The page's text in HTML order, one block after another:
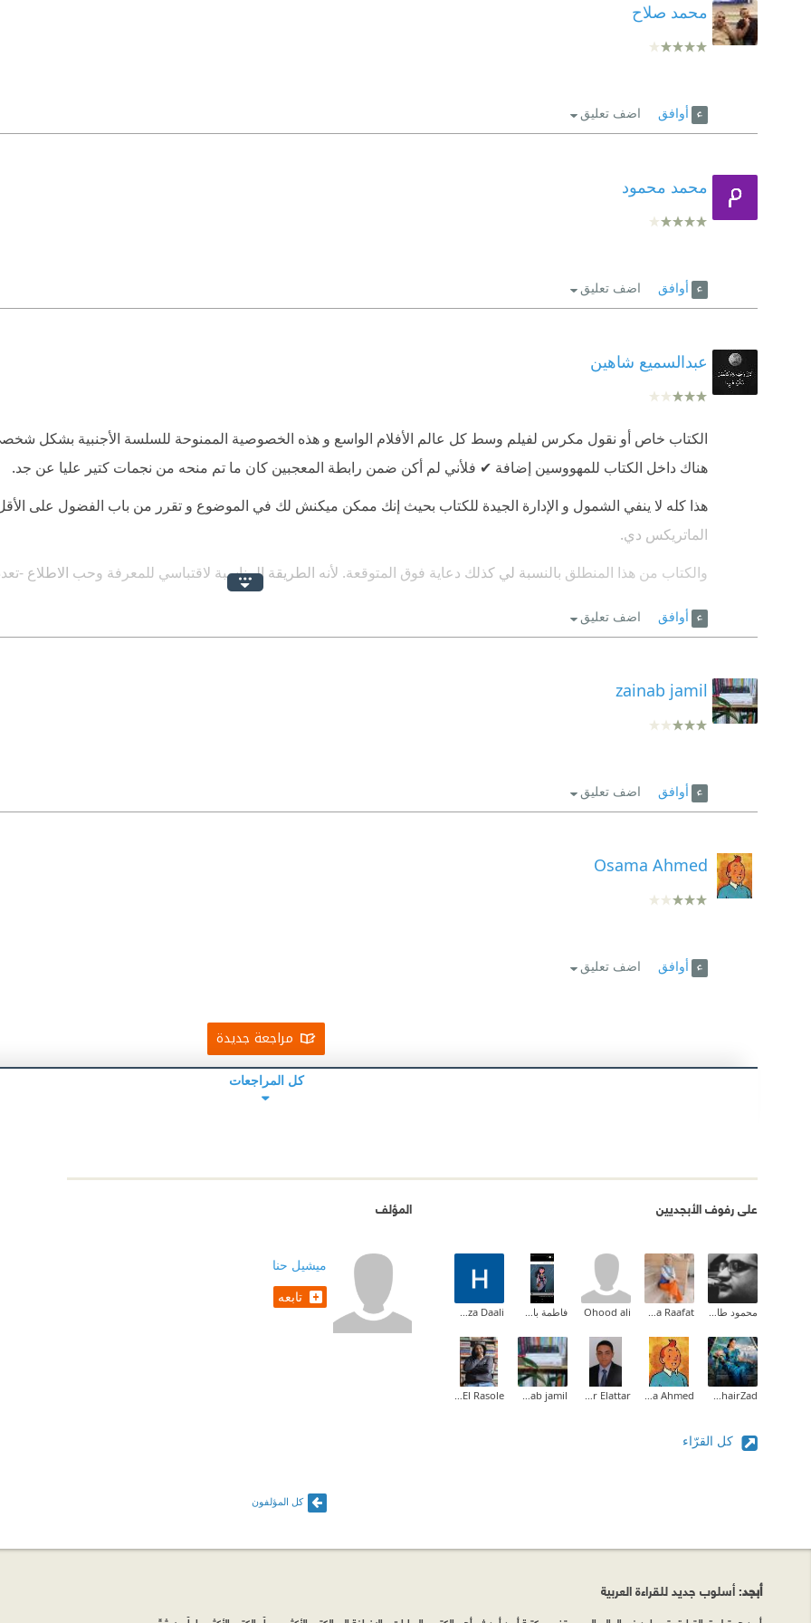
محمد صلاح
أوافق اضف تعليق
محمد محمود
أوافق اضف تعليق
عبدالسميع شاهين
الكتاب خاص أو نقول مكرس لفيلم وسط كل عالم الأفلام الواسع و هذه الخصوصية الممنوحة للسلسة الأجنبية بشكل
هناك داخل الكتاب للمهووسين إضافة ✔ فلأني لم أكن ضمن رابطة المعجبين كان ما تم منحه من نجمات كتير عليا عن جد.
هذا كله لا ينفي الشمول و الإدارة الجيدة للكتاب بحيث إنك ممكن ميكنش لك في الموضوع و تقرر من باب الفضول على
الماتريكس دي.
والكتاب من هذا المنطلق بالنسبة لي كذلك دعاية فوق المتوقعة. لأنه الطريقة المناسبة لاقتباسي للمعرفة وحب الاطلاع -
وتوصلت لأشياء عميقة تخصني للحياة.
فلهم عالمهم الذي تخرج من خلاله ذواتهم و تعبيراتهم .
أوافق اضف تعليق
zainab jamil
أوافق اضف تعليق
Osama Ahmed
أوافق اضف تعليق
مراجعة جديدة
كل المراجعات
على رفوف الأبجديين
محمود طارق إبراهيم Ghada Raafat
Ohood ali فاطمة باشافعي Hamza Daali
Rahel KhairZad
Osama Ahmed
Amr Elattar
zainab jamil
Fedaa El Rasole
كل القرّاء
المؤلف
ميشيل حنا
تابعه
كل المؤلفون
أبجد: أسلوب جديد للقراءة العربية